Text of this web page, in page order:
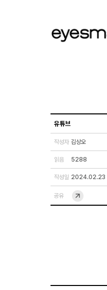
유튜브
작성자 김상오
읽음 5288
작성일 2024.02.23
공유